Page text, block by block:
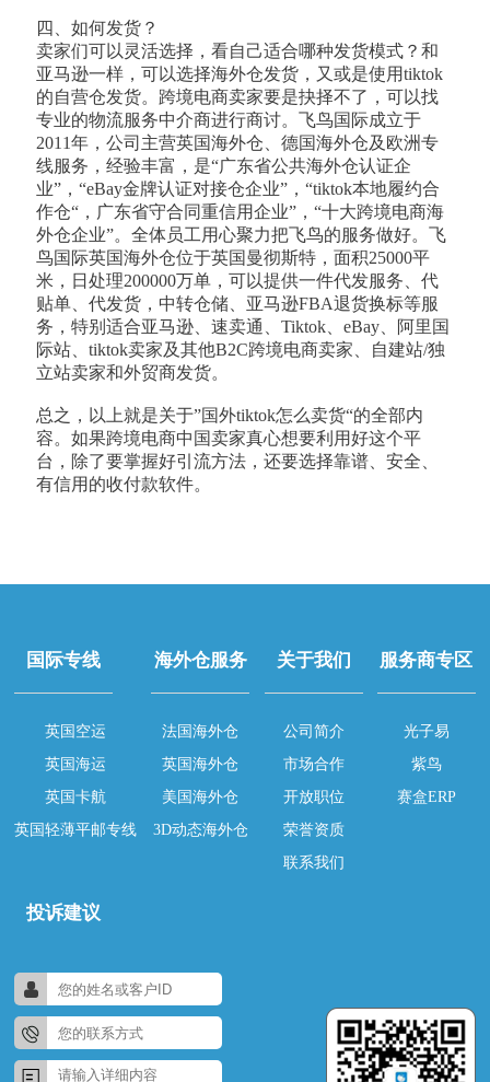
四、如何发货？
卖家们可以灵活选择，看自己适合哪种发货模式？和
亚马逊一样，可以选择海外仓发货，又或是使用tiktok
的自营仓发货。跨境电商卖家要是抉择不了，可以找
专业的物流服务中介商进行商讨。飞鸟国际成立于
2011年，公司主营英国海外仓、德国海外仓及欧洲专
线服务，经验丰富，是“广东省公共海外仓认证企
业”，“eBay金牌认证对接仓企业”，“tiktok本地履约合
作仓“，广东省守合同重信用企业”，“十大跨境电商海
外仓企业”。全体员工用心聚力把飞鸟的服务做好。飞
鸟国际英国海外仓位于英国曼彻斯特，面积25000平
米，日处理200000万单，可以提供一件代发服务、代
贴单、代发货，中转仓储、亚马逊FBA退货换标等服
务，特别适合亚马逊、速卖通、Tiktok、eBay、阿里国
际站、tiktok卖家及其他B2C跨境电商卖家、自建站/独
立站卖家和外贸商发货。
总之，以上就是关于”国外tiktok怎么卖货“的全部内
容。如果跨境电商中国卖家真心想要利用好这个平
台，除了要掌握好引流方法，还要选择靠谱、安全、
有信用的收付款软件。
国际专线
英国空运
英国海运
英国卡航
英国轻薄平邮专线
海外仓服务
法国海外仓
英国海外仓
美国海外仓
3D动态海外仓
关于我们
公司简介
市场合作
开放职位
荣誉资质
联系我们
服务商专区
光子易
紫鸟
赛盒ERP
投诉建议